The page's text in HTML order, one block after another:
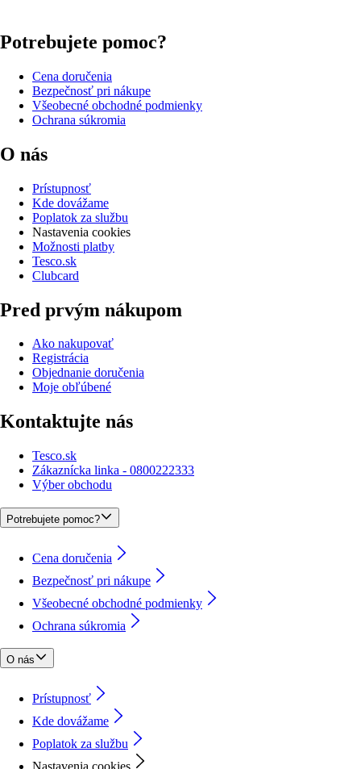
Potrebujete pomoc?
Cena doručenia
Bezpečnosť pri nákupe
Všeobecné obchodné podmienky
Ochrana súkromia
O nás
Prístupnosť
Kde dovážame
Poplatok za službu
Nastavenia cookies
Možnosti platby
Tesco.sk
Clubcard
Pred prvým nákupom
Ako nakupovať
Registrácia
Objednanie doručenia
Moje obľúbené
Kontaktujte nás
Tesco.sk
Zákaznícka linka - 0800222333
Výber obchodu
Potrebujete pomoc?
Cena doručenia
Bezpečnosť pri nákupe
Všeobecné obchodné podmienky
Ochrana súkromia
O nás
Prístupnosť
Kde dovážame
Poplatok za službu